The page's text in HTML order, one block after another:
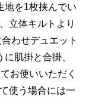
地を1枚挟んでい
立体キルトより
わせデュエット
肌掛と合掛、
お使いいただく
使う場合には一